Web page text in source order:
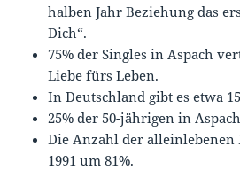
halben Jahr Beziehung das
Dich“.
75% der Singles in Aspach
Liebe fürs Leben.
In Deutschland gibt es etwa
25% der 50-jährigen in
Die Anzahl der alleinlebenen
1991 um 81%.